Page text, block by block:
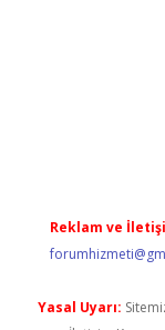
Reklam ve
Yasal Uyarı: